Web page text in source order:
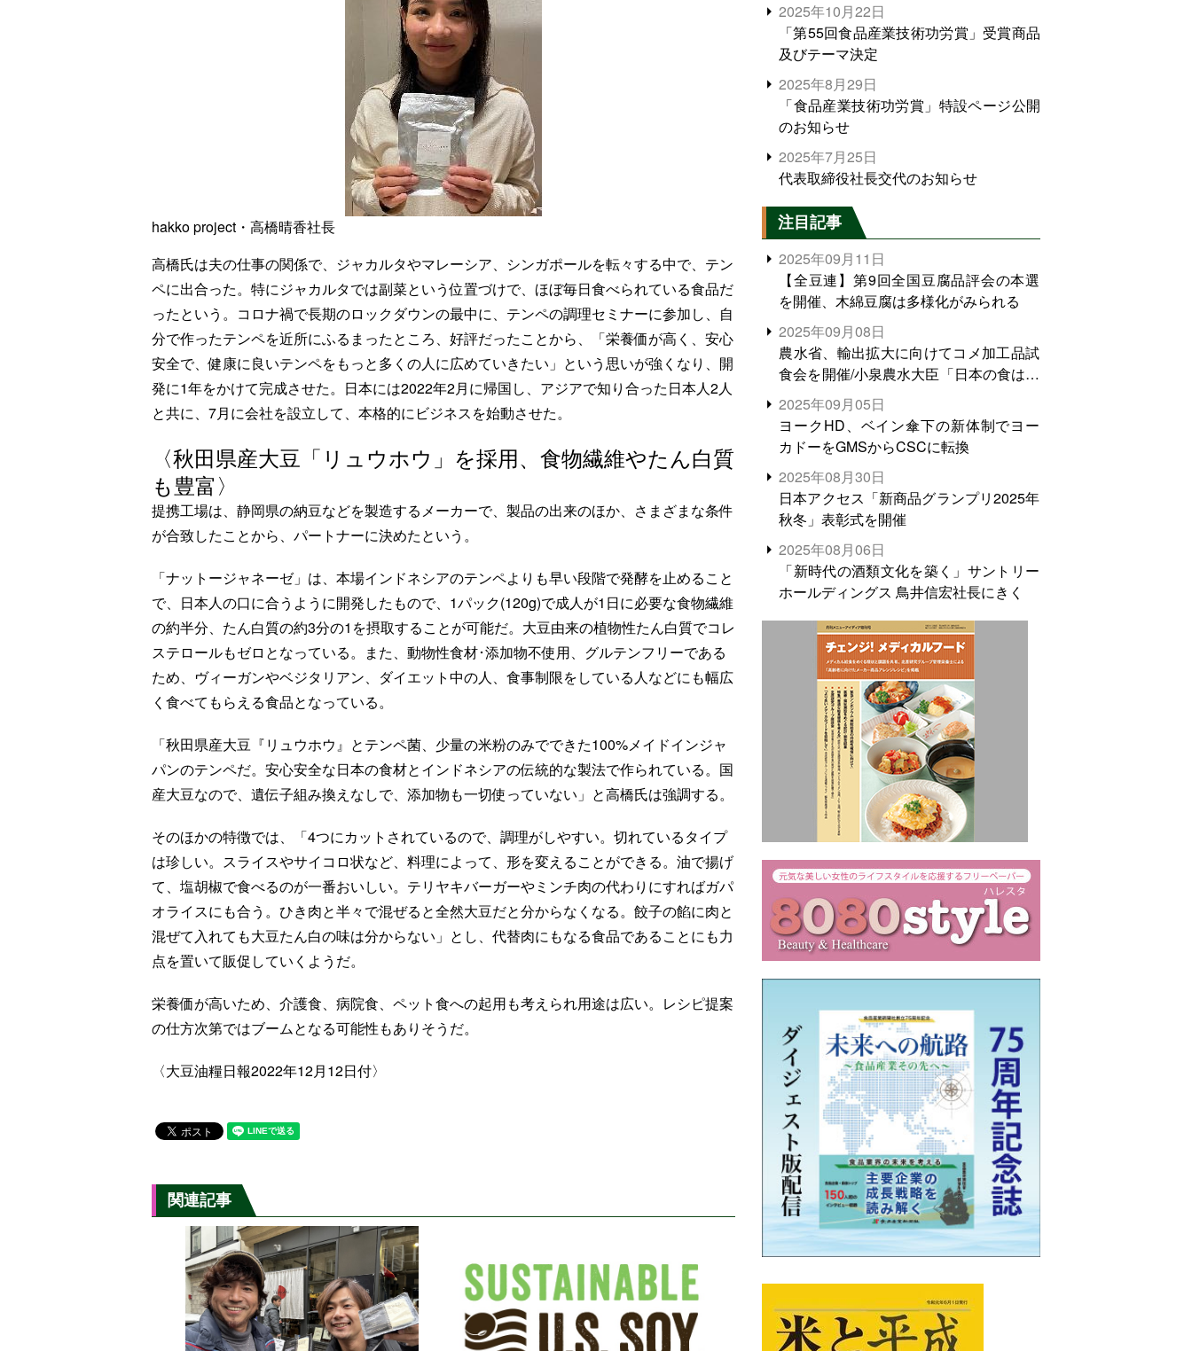
hakko project・高橋晴香社長
高橋氏は夫の仕事の関係で、ジャカルタやマレーシア、シンガポールを転々する中で、テン
ペに出合った。特にジャカルタでは副菜という位置づけで、ほぼ毎日食べられている食品だ
ったという。コロナ禍で長期のロックダウンの最中に、テンペの調理セミナーに参加し、自
分で作ったテンペを近所にふるまったところ、好評だったことから、「栄養価が高く、安心
安全で、健康に良いテンペをもっと多くの人に広めていきたい」という思いが強くなり、開
発に1年をかけて完成させた。日本には2022年2月に帰国し、アジアで知り合った日本人2人
と共に、7月に会社を設立して、本格的にビジネスを始動させた。
〈秋田県産大豆「リュウホウ」を採用、食物繊維やたん白質
も豊富〉
提携工場は、静岡県の納豆などを製造するメーカーで、製品の出来のほか、さまざまな条件
が合致したことから、パートナーに決めたという。
「ナットージャネーゼ」は、本場インドネシアのテンペよりも早い段階で発酵を止めること
で、日本人の口に合うように開発したもので、1パック(120g)で成人が1日に必要な食物繊維
の約半分、たん白質の約3分の1を摂取することが可能だ。大豆由来の植物性たん白質でコレ
ステロールもゼロとなっている。また、動物性食材･添加物不使用、グルテンフリーである
ため、ヴィーガンやベジタリアン、ダイエット中の人、食事制限をしている人などにも幅広
く食べてもらえる食品となっている。
「秋田県産大豆『リュウホウ』とテンペ菌、少量の米粉のみでできた100%メイドインジャ
パンのテンペだ。安心安全な日本の食材とインドネシアの伝統的な製法で作られている。国
産大豆なので、遺伝子組み換えなしで、添加物も一切使っていない」と高橋氏は強調する。
そのほかの特徴では、「4つにカットされているので、調理がしやすい。切れているタイプ
は珍しい。スライスやサイコロ状など、料理によって、形を変えることができる。油で揚げ
て、塩胡椒で食べるのが一番おいしい。テリヤキバーガーやミンチ肉の代わりにすればガパ
オライスにも合う。ひき肉と半々で混ぜると全然大豆だと分からなくなる。餃子の餡に肉と
混ぜて入れても大豆たん白の味は分からない」とし、代替肉にもなる食品であることにも力
点を置いて販促していくようだ。
栄養価が高いため、介護食、病院食、ペット食への起用も考えられ用途は広い。レシピ提案
の仕方次第ではブームとなる可能性もありそうだ。
〈大豆油糧日報2022年12月12日付〉
関連記事
2025年10月22日
「第55回食品産業技術功労賞」受賞商品
及びテーマ決定
2025年8月29日
「食品産業技術功労賞」特設ページ公開
のお知らせ
2025年7月25日
代表取締役社長交代のお知らせ
注目記事
2025年09月11日
【全豆連】第9回全国豆腐品評会の本選
を開催、木綿豆腐は多様化がみられる
2025年09月08日
農水省、輸出拡大に向けてコメ加工品試
食会を開催/小泉農水大臣「日本の食は世
界でトップをとれる。米増産に向けて、
米輸出需要の拡大を」
2025年09月05日
ヨークHD、ベイン傘下の新体制でヨー
カドーをGMSからCSCに転換
2025年08月30日
日本アクセス「新商品グランプリ2025年
秋冬」表彰式を開催
2025年08月06日
「新時代の酒類文化を築く」サントリー
ホールディングス 鳥井信宏社長にきく